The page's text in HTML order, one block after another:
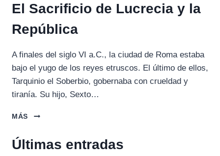
El Sacrificio de Lucrecia y la
República
A finales del siglo VI a.C., la ciudad de Roma estaba
bajo el yugo de los reyes etruscos. El último de ellos,
Tarquinio el Soberbio, gobernaba con crueldad y
tiranía. Su hijo, Sexto…
MÁS
EL
LUCRECIA
Últimas entradas